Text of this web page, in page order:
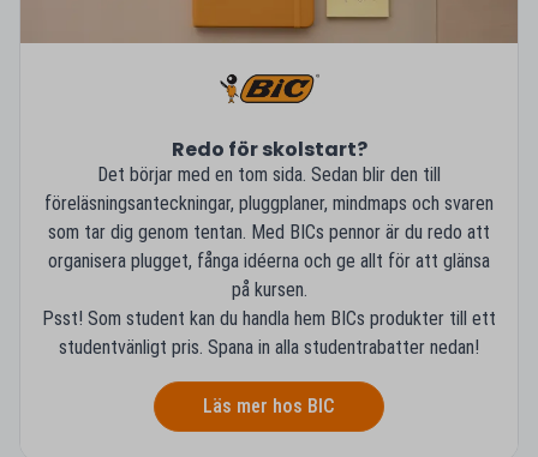
Redo för skolstart?
Det börjar med en tom sida. Sedan blir den till
föreläsningsanteckningar, pluggplaner, mindmaps och svaren
som tar dig genom tentan. Med BICs pennor är du redo att
organisera plugget, fånga idéerna och ge allt för att glänsa
på kursen.
Psst! Som student kan du handla hem BICs produkter till ett
studentvänligt pris. Spana in alla studentrabatter nedan!
Läs mer hos BIC